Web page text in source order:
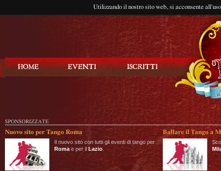
Utilizzando il nostro sito web, si acconsente
SPONSORIZZATE
Nuovo sito per Tango Roma
Il nuovo sito con tutti gli eventi di tango per
Roma e per il Lazio
Ballare il Tango a